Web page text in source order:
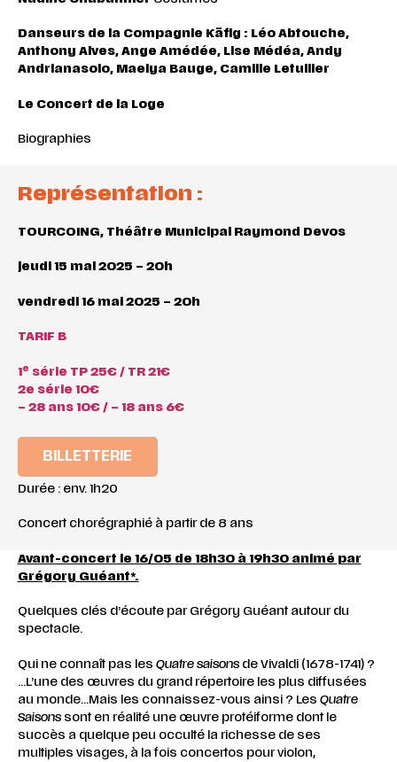
Danseurs de la Compagnie Käfig : Léo Abtouche,
Anthony Alves, Ange Amédée, Lise Médéa, Andy
Andrianasolo, Maelya Bauge, Camille Letullier
Le Concert de la Loge
Biographies
Représentation :
TOURCOING, Théâtre Municipal Raymond Devos
jeudi 15 mai 2025 – 20h
vendredi 16 mai 2025 – 20h
TARIF B
1e série TP 25€ / TR 21€
2e série 10€
– 28 ans 10€ / – 18 ans 6€
BILLETTERIE
Durée : env. 1h20
Concert chorégraphié à partir de 8 ans
Avant-concert le 16/05 de 18h30 à 19h30 animé par
Grégory Guéant*.
Quelques clés d’écoute par Grégory Guéant autour du
spectacle.
Qui ne connaît pas les Quatre saisons de Vivaldi (1678-1741) ?
…L’une des œuvres du grand répertoire les plus diffusées
au monde…Mais les connaissez-vous ainsi ? Les Quatre
Saisonssont en réalité une œuvre protéiforme dont le
succès a quelque peu occulté la richesse de ses
multiples visages, à la fois concertos pour violon,